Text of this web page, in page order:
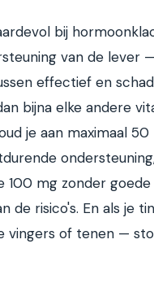
bij
van de lever
effectief en
bijna elke andere
je aan maximaal
100 mg zonder
de risico's. En als je
vingers of tenen —